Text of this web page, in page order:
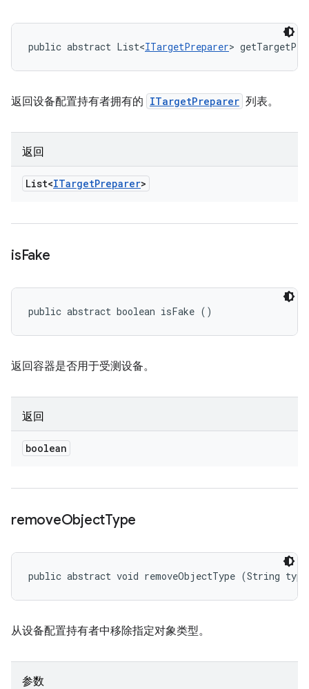
public abstract List<ITargetPreparer>
返回设备配置持有者拥有的 ITargetPreparer 列表。
返回
List<ITargetPreparer>
isFake
public abstract boolean isFake ()
返回容器是否用于受测设备。
返回
boolean
removeObjectType
public abstract void removeObjectType (String
从设备配置持有者中移除指定对象类型。
参数